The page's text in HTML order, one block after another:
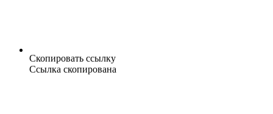
Скопировать ссылку
Ссылка скопирована